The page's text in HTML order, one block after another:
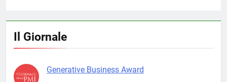
Il Giornale
Generative Business Award